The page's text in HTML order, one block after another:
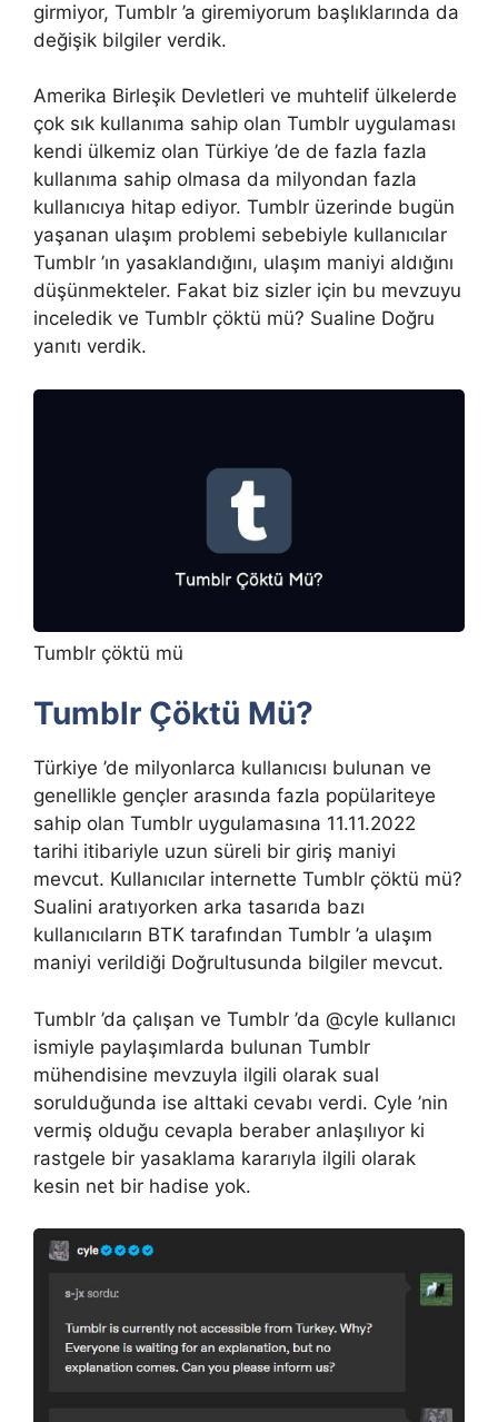
girmiyor, Tumblr ’a giremiyorum başlıklarında da
değişik bilgiler verdik.
Amerika Birleşik Devletleri ve muhtelif ülkelerde
çok sık kullanıma sahip olan Tumblr uygulaması
kendi ülkemiz olan Türkiye ’de de fazla fazla
kullanıma sahip olmasa da milyondan fazla
kullanıcıya hitap ediyor. Tumblr üzerinde bugün
yaşanan ulaşım problemi sebebiyle kullanıcılar
Tumblr ’ın yasaklandığını, ulaşım maniyi aldığını
düşünmekteler. Fakat biz sizler için bu mevzuyu
inceledik ve Tumblr çöktü mü? Sualine Doğru
yanıtı verdik.
Tumblr çöktü mü
Tumblr Çöktü Mü?
Türkiye ’de milyonlarca kullanıcısı bulunan ve
genellikle gençler arasında fazla popülariteye
sahip olan Tumblr uygulamasına 11.11.2022
tarihi itibariyle uzun süreli bir giriş maniyi
mevcut. Kullanıcılar internette Tumblr çöktü mü?
Sualini aratıyorken arka tasarıda bazı
kullanıcıların BTK tarafından Tumblr ’a ulaşım
maniyi verildiği Doğrultusunda bilgiler mevcut.
Tumblr ’da çalışan ve Tumblr ’da @cyle kullanıcı
ismiyle paylaşımlarda bulunan Tumblr
mühendisine mevzuyla ilgili olarak sual
sorulduğunda ise alttaki cevabı verdi. Cyle ’nin
vermiş olduğu cevapla beraber anlaşılıyor ki
rastgele bir yasaklama kararıyla ilgili olarak
kesin net bir hadise yok.